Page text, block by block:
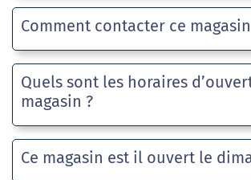
Comment contacter ce magasin
Quels sont les horaires
magasin ?
Ce magasin est il ouvert le